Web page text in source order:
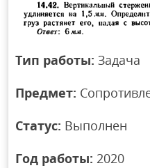
Тип работы: Задача
Предмет:
Статус: Выполнен
Год работы: 2020